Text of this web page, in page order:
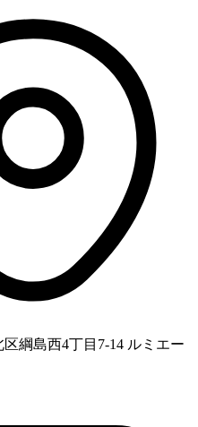
綱島西4丁目7-14 ルミエー